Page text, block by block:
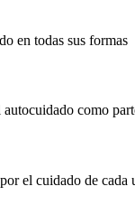
en todas sus formas
como
el cuidado de cada